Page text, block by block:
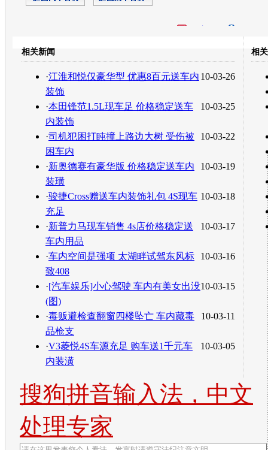
转发至：
相关新闻
10-03-26
·江淮和悦仅豪华型 优惠8百元送车内
装饰
10-03-25
·本田锋范1.5L现车足 价格稳定送车
内装饰
10-03-22
·司机犯困打盹撞上路边大树 受伤被
困车内
10-03-19
·新奥德赛有豪华版 价格稳定送车内
装璜
10-03-18
·骏捷Cross赠送车内装饰礼包 4S现车
充足
10-03-17
·新普力马现车销售 4s店价格稳定送
车内用品
10-03-16
·车内空间是强项 太湖畔试驾东风标
致408
10-03-15
·[汽车娱乐]小心驾驶 车内有美女出没
(图)
10-03-11
·毒贩避检查翻窗四楼坠亡 车内藏毒
品枪支
10-03-05
·V3菱悦4S车源充足 购车送1千元车
内装潢
相
搜狗拼音输入法，中文
处理专家